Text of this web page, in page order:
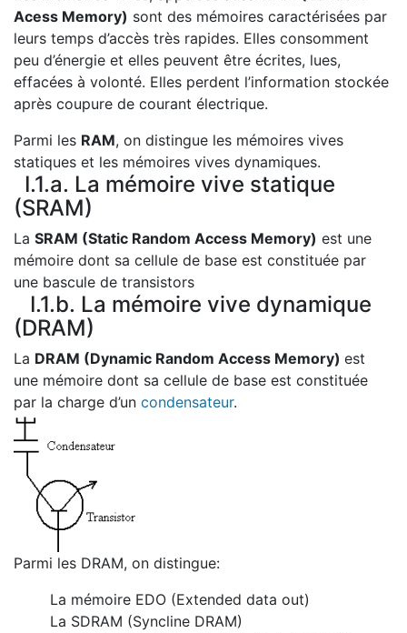
Acess Memory) sont des mémoires caractérisées par
leurs temps d’accès très rapides. Elles consomment
peu d’énergie et elles peuvent être écrites, lues,
effacées à volonté. Elles perdent l’information stockée
après coupure de courant électrique.
Parmi les RAM, on distingue les mémoires vives
statiques et les mémoires vives dynamiques.
I.1.a. La mémoire vive statique
(SRAM)
La SRAM (Static Random Access Memory) est une
mémoire dont sa cellule de base est constituée par
une bascule de transistors
I.1.b. La mémoire vive dynamique
(DRAM)
La DRAM (Dynamic Random Access Memory) est
une mémoire dont sa cellule de base est constituée
par la charge d’un condensateur.
Parmi les DRAM, on distingue:
La mémoire EDO (Extended data out)
La SDRAM (Syncline DRAM)